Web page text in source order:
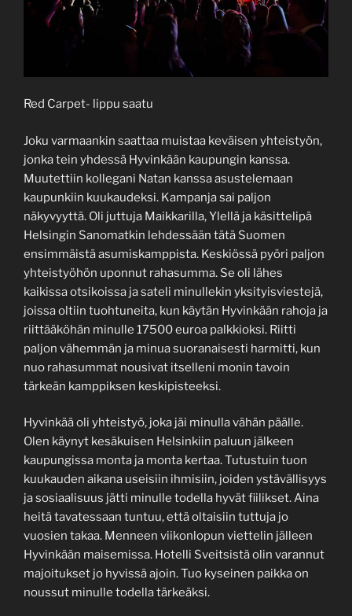
Red Carpet- lippu saatu
Joku varmaankin saattaa muistaa keväisen yhteistyön,
jonka tein yhdessä Hyvinkään kaupungin kanssa.
Muutettiin kollegani Natan kanssa asustelemaan
kaupunkiin kuukaudeksi. Kampanja sai paljon
näkyvyyttä. Oli juttuja Maikkarilla, Ylellä ja käsittelipä
Helsingin Sanomatkin lehdessään tätä Suomen
ensimmäistä asumiskamppista. Keskiössä pyöri paljon
yhteistyöhön uponnut rahasumma. Se oli lähes
kaikissa otsikoissa ja sateli minullekin yksityisviestejä,
joissa oltiin tuohtuneita, kun käytän Hyvinkään rahoja ja
riittääköhän minulle 17500 euroa palkkioksi. Riitti
paljon vähemmän ja minua suoranaisesti harmitti, kun
nuo rahasummat nousivat itselleni monin tavoin
tärkeän kamppiksen keskipisteeksi.
Hyvinkää oli yhteistyö, joka jäi minulla vähän päälle.
Olen käynyt kesäkuisen Helsinkiin paluun jälkeen
kaupungissa monta ja monta kertaa. Tutustuin tuon
kuukauden aikana useisiin ihmisiin, joiden ystävällisyys
ja sosiaalisuus jätti minulle todella hyvät fiilikset. Aina
heitä tavatessaan tuntuu, että oltaisiin tuttuja jo
vuosien takaa. Menneen viikonlopun viettelin jälleen
Hyvinkään maisemissa. Hotelli Sveitsistä olin varannut
majoitukset jo hyvissä ajoin. Tuo kyseinen paikka on
noussut minulle todella tärkeäksi.